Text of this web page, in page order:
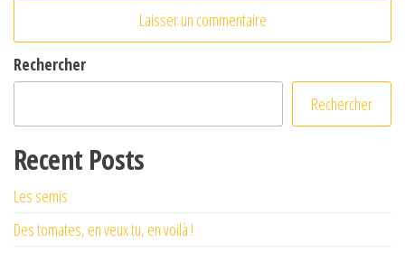
Rechercher
Rechercher
Recent Posts
Les semis
Des tomates, en veux tu, en voilà !